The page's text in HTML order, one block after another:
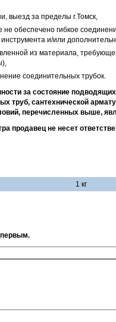
выезд за пределы г.Томск,
обеспечено гибкое
и/или
из материала,
соединительных трубок.
за состояние
труб, сантехнической
перечисленных выше,
не несет
1 кг
первым.